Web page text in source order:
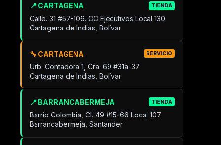
📍 CARTAGENA TIENDA
Calle. 31 #57-106. CC Ejecutivos Local 130
Cartagena de Indias, Bolívar
🔧 CARTAGENA SERVICIO
Urb. Contadora 1, Cra. 69 #31a-37
Cartagena de Indias, Bolívar
📍 BARRANCABERMEJA TIENDA
Barrio Colombia, Cl. 49 #15-66 Local 107
Barrancabermeja, Santander